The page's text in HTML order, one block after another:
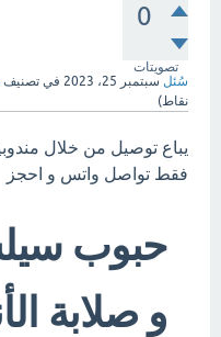
0
تصويتات
سُئل سبتمبر 25، 2023 في تصنيف
نقاط)
يباع توصيل من خلال
فقط تواصل واتس و احجز
حبوب
و صلابة